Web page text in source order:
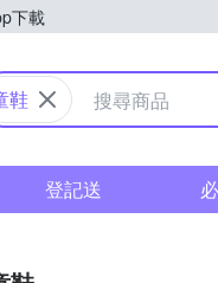
下載
購物中心
鞋
登記送